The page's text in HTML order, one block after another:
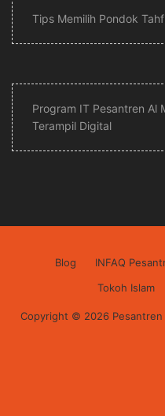
Tips Memilih Pondok
Program IT Pesantren Al
Terampil Digital
Blog INFAQ
Tokoh Islam
Copyright © 2026 Pesantren